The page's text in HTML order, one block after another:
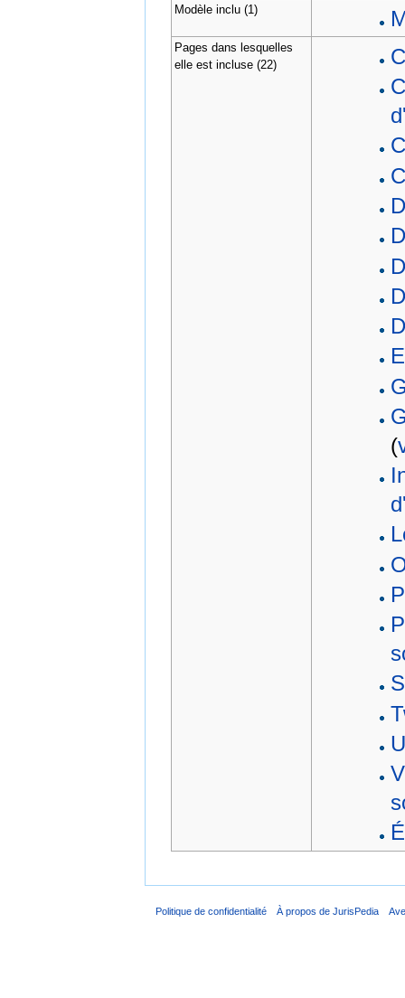
Modèle inclu (1)
Pages dans lesquelles
elle est incluse (22)
(
Politique de confidentialité À propos de JurisPedia